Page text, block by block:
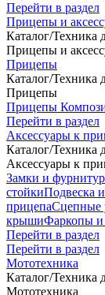
Перейти в раздел
Прицепы и
Каталог/Техника
Прицепы и
Прицепы
Каталог/Техника
Прицепы
Прицепы
Перейти в раздел
Аксессуары к
Каталог/Техника
Аксессуары к
Замки и
стойкиПодвеска и
прицепаСцепные
крышиФаркопы
Перейти в раздел
Перейти в раздел
Мототехника
Каталог/Техника
Мототехника